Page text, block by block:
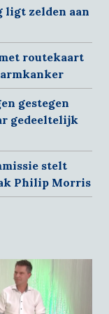
ligt zelden aan
routekaart
gestegen
gedeeltelijk
stelt
Philip Morris